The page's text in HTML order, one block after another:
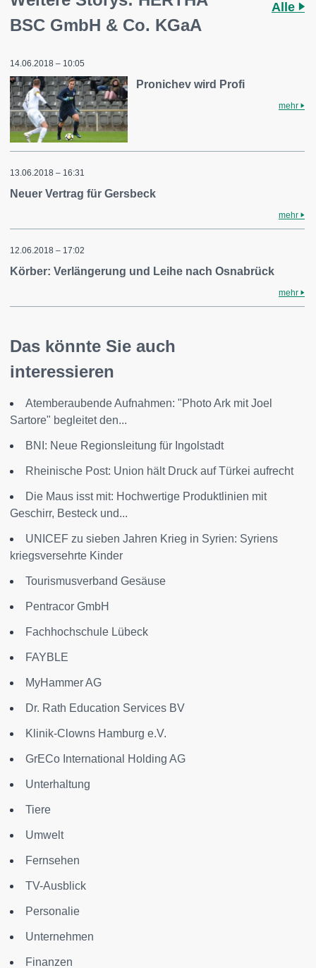
BSC GmbH & Co. KGaA
Alle
14.06.2018 – 10:05
Pronichev wird Profi
mehr
13.06.2018 – 16:31
Neuer Vertrag für Gersbeck
mehr
12.06.2018 – 17:02
Körber: Verlängerung und Leihe nach Osnabrück
mehr
Das könnte Sie auch
interessieren
Atemberaubende Aufnahmen: "Photo Ark mit Joel
Sartore" begleitet den...
BNI: Neue Regionsleitung für Ingolstadt
Rheinische Post: Union hält Druck auf Türkei aufrecht
Die Maus isst mit: Hochwertige Produktlinien mit
Geschirr, Besteck und...
UNICEF zu sieben Jahren Krieg in Syrien: Syriens
kriegsversehrte Kinder
Tourismusverband Gesäuse
Pentracor GmbH
Fachhochschule Lübeck
FAYBLE
MyHammer AG
Dr. Rath Education Services BV
Klinik-Clowns Hamburg e.V.
GrECo International Holding AG
Unterhaltung
Tiere
Umwelt
Fernsehen
TV-Ausblick
Personalie
Unternehmen
Finanzen